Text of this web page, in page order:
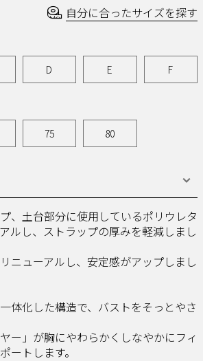
、土台部分に使用しているポリウレタ
ルし、ストラップの厚みを軽減しまし
ニューアルし、安定感がアップしまし
体化した構造で、バストをそっとやさ
ー」が胸にやわらかくしなやかにフィ
ートします。
自分に合ったサイズを探す
D E F
75 80